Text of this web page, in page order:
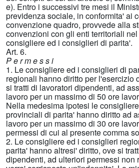
e). Entro i successivi tre mesi il
previdenza sociale, in conformita' ai
convenzione quadro, provvede alla
convenzioni con gli enti territoriali
consigliere ed i consiglieri di parita'.
Art. 6.
P e r m e s s i
1. Le consigliere ed i consiglieri di
regionali hanno diritto per l'esercizio
si tratti di lavoratori dipendenti, ad
lavoro per un massimo di 50 ore
Nella medesima ipotesi le
provinciali di parita' hanno diritto ad
lavoro per un massimo di 30 ore
permessi di cui al presente comma
2. Le consigliere ed i consiglieri
parita' hanno altresi' diritto, ove si
dipendenti, ad ulteriori permessi non